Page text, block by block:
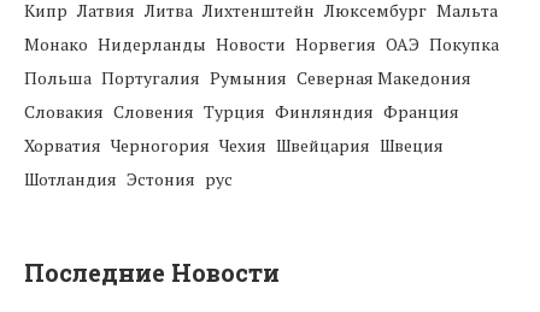
Кипр Латвия Литва Лихтенштейн Люксембург Мальта
Монако Нидерланды Новости Норвегия ОАЭ Покупка
Польша Португалия Румыния Северная Македония
Словакия Словения Турция Финляндия Франция
Хорватия Черногория Чехия Швейцария Швеция
Шотландия Эстония рус
Последние Новости